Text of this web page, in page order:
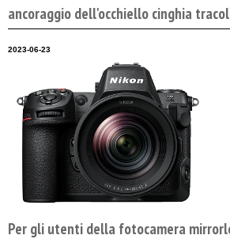
ancoraggio dell'occhiello cinghia
2023-06-23
Per gli utenti della fotocamera